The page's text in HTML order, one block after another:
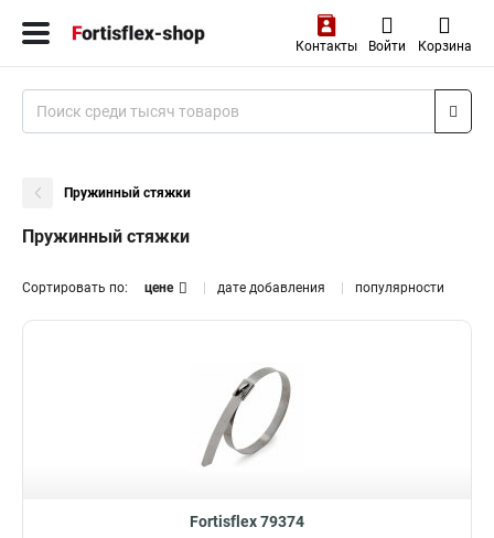
Контакты Войти Корзина
Пружинный стяжки
Пружинный стяжки
Сортировать по: цене дате добавления популярности
Fortisflex 79374